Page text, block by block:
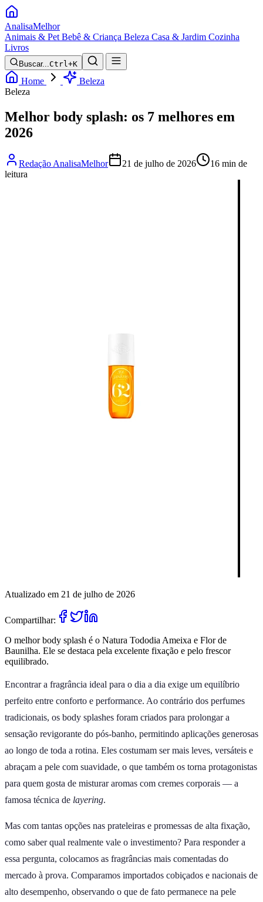
AnalisaMelhor
Animais & Pet Bebê & Criança Beleza Casa & Jardim Cozinha
Livros
Buscar...Ctrl+K
Home
Beleza
Beleza
Melhor body splash: os 7 melhores em
2026
Redação AnalisaMelhor 21 de julho de 2026
16 min de
leitura
Atualizado em 21 de julho de 2026
Compartilhar:
O melhor body splash é o Natura Tododia Ameixa e Flor de
Baunilha. Ele se destaca pela excelente fixação e pelo frescor
equilibrado.
Encontrar a fragrância ideal para o dia a dia exige um equilíbrio
perfeito entre conforto e performance. Ao contrário dos perfumes
tradicionais, os body splashes foram criados para prolongar a
sensação revigorante do pós-banho, permitindo aplicações generosas
ao longo de toda a rotina. Eles costumam ser mais leves, versáteis e
abraçam a pele com suavidade, o que também os torna protagonistas
para quem gosta de misturar aromas com cremes corporais — a
famosa técnica de layering.
Mas com tantas opções nas prateleiras e promessas de alta fixação,
como saber qual realmente vale o investimento? Para responder a
essa pergunta, colocamos as fragrâncias mais comentadas do
mercado à prova. Comparamos importados cobiçados e nacionais de
alto desempenho, observando o que de fato permanece na pele